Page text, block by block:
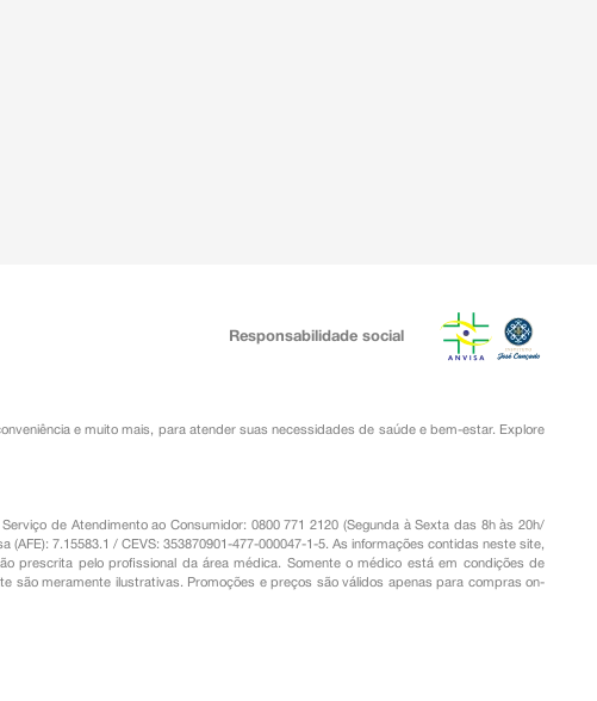
Responsabilidade social
e muito mais, para atender suas necessidades de saúde e bem-estar. Explore
de Atendimento ao Consumidor: 0800 771 2120 (Segunda à Sexta das 8h às 20h/
7.15583.1 / CEVS: 353870901-477-000047-1-5. As informações contidas neste site,
prescrita pelo profissional da área médica. Somente o médico está em condições de
são meramente ilustrativas. Promoções e preços são válidos apenas para compras on-